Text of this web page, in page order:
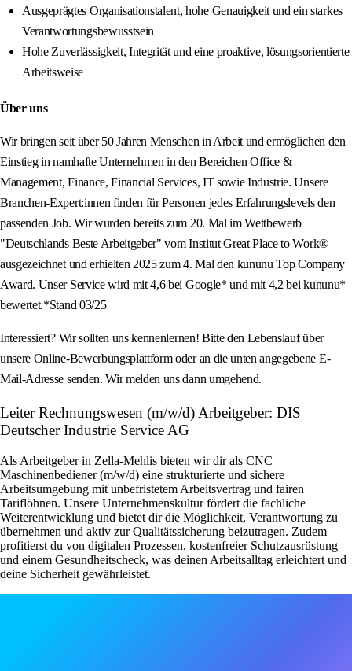
Ausgeprägtes Organisationstalent, hohe Genauigkeit und ein starkes
Verantwortungsbewusstsein
Hohe Zuverlässigkeit, Integrität und eine proaktive, lösungsorientierte
Arbeitsweise
Über uns
Wir bringen seit über 50 Jahren Menschen in Arbeit und ermöglichen den
Einstieg in namhafte Unternehmen in den Bereichen Office &
Management, Finance, Financial Services, IT sowie Industrie. Unsere
Branchen-Expert:innen finden für Personen jedes Erfahrungslevels den
passenden Job. Wir wurden bereits zum 20. Mal im Wettbewerb
"Deutschlands Beste Arbeitgeber" vom Institut Great Place to Work®
ausgezeichnet und erhielten 2025 zum 4. Mal den kununu Top Company
Award. Unser Service wird mit 4,6 bei Google* und mit 4,2 bei kununu*
bewertet.*Stand 03/25
Interessiert? Wir sollten uns kennenlernen! Bitte den Lebenslauf über
unsere Online-Bewerbungsplattform oder an die unten angegebene E-
Mail-Adresse senden. Wir melden uns dann umgehend.
Leiter Rechnungswesen (m/w/d) Arbeitgeber: DIS
Deutscher Industrie Service AG
Als Arbeitgeber in Zella-Mehlis bieten wir dir als CNC
Maschinenbediener (m/w/d) eine strukturierte und sichere
Arbeitsumgebung mit unbefristetem Arbeitsvertrag und fairen
Tariflöhnen. Unsere Unternehmenskultur fördert die fachliche
Weiterentwicklung und bietet dir die Möglichkeit, Verantwortung zu
übernehmen und aktiv zur Qualitätssicherung beizutragen. Zudem
profitierst du von digitalen Prozessen, kostenfreier Schutzausrüstung
und einem Gesundheitscheck, was deinen Arbeitsalltag erleichtert und
deine Sicherheit gewährleistet.